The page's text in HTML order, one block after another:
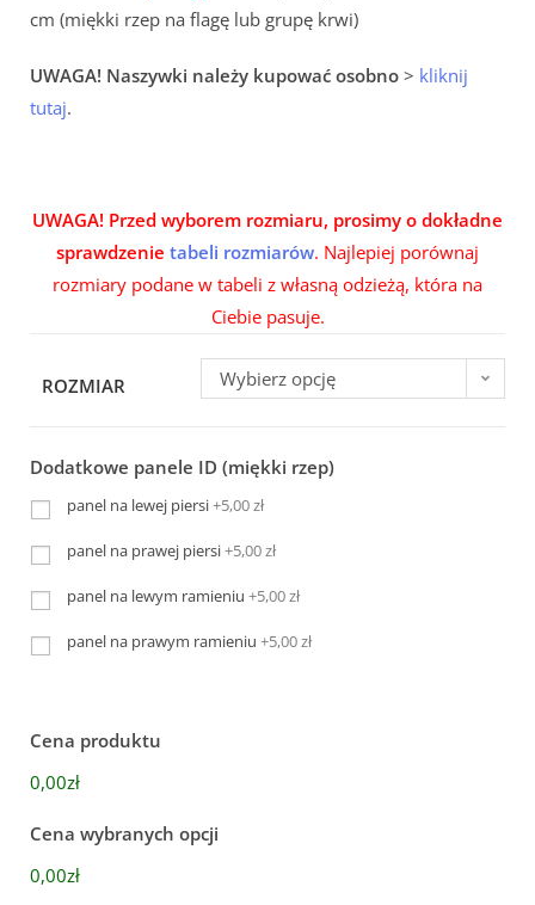
cm (miękki rzep na flagę lub grupę krwi)
UWAGA! Naszywki należy kupować osobno > kliknij
tutaj.
UWAGA! Przed wyborem rozmiaru, prosimy o dokładne
sprawdzenie tabeli rozmiarów. Najlepiej porównaj
rozmiary podane w tabeli z własną odzieżą, która na
Ciebie pasuje.
ROZMIAR Wybierz opcję
Dodatkowe panele ID (miękki rzep)
panel na lewej piersi+5,00 zł
panel na prawej piersi+5,00 zł
panel na lewym ramieniu +5,00 zł
panel na prawym ramieniu +5,00 zł
Cena produktu
0,00zł
Cena wybranych opcji
0,00zł